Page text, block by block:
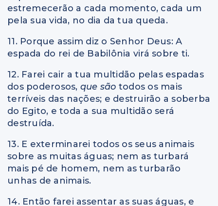
estremecerão a cada momento, cada um
pela sua vida, no dia da tua queda.
11. Porque assim diz o Senhor Deus: A
espada do rei de Babilônia virá sobre ti.
12. Farei cair a tua multidão pelas espadas
dos poderosos, que são todos os mais
terríveis das nações; e destruirão a soberba
do Egito, e toda a sua multidão será
destruída.
13. E exterminarei todos os seus animais
sobre as muitas águas; nem as turbará
mais pé de homem, nem as turbarão
unhas de animais.
14. Então farei assentar as suas águas, e